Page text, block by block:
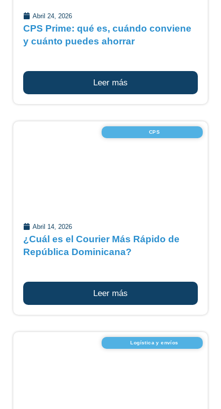
Abril 24, 2026
CPS Prime: qué es, cuándo conviene
y cuánto puedes ahorrar
Leer más
CPS
Abril 14, 2026
¿Cuál es el Courier Más Rápido de
República Dominicana?
Leer más
Logística y envíos